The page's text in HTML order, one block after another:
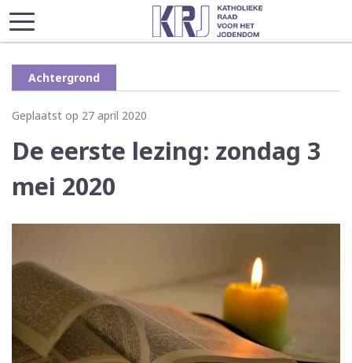
Achtergrond
Geplaatst op 27 april 2020
De eerste lezing: zondag 3
mei 2020